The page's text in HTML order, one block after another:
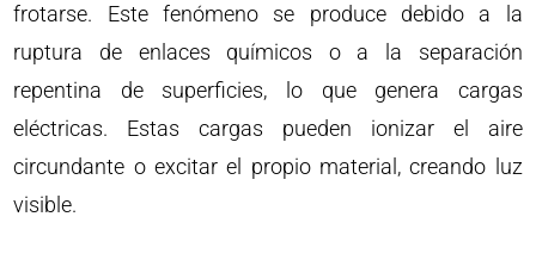
frotarse. Este fenómeno se produce debido a la
ruptura de enlaces químicos o a la separación
repentina de superficies, lo que genera cargas
eléctricas. Estas cargas pueden ionizar el aire
circundante o excitar el propio material, creando luz
visible.